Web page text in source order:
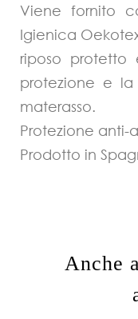
Viene fornito
Igienica
riposo
protezione e la
materasso.
Protezione anti-
Prodotto in
Anche